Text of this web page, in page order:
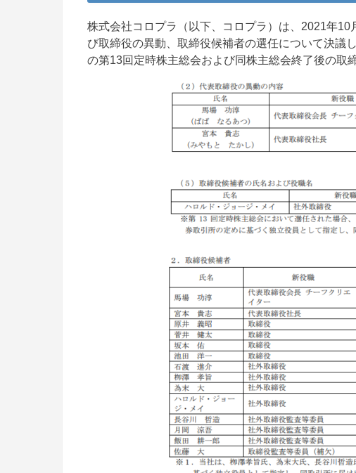
株式会社コロプラ（以下、コロプラ）は、2021年
び取締役の異動、取締役候補者の選任について決議
の第13回定時株主総会および同株主総会終了後の取